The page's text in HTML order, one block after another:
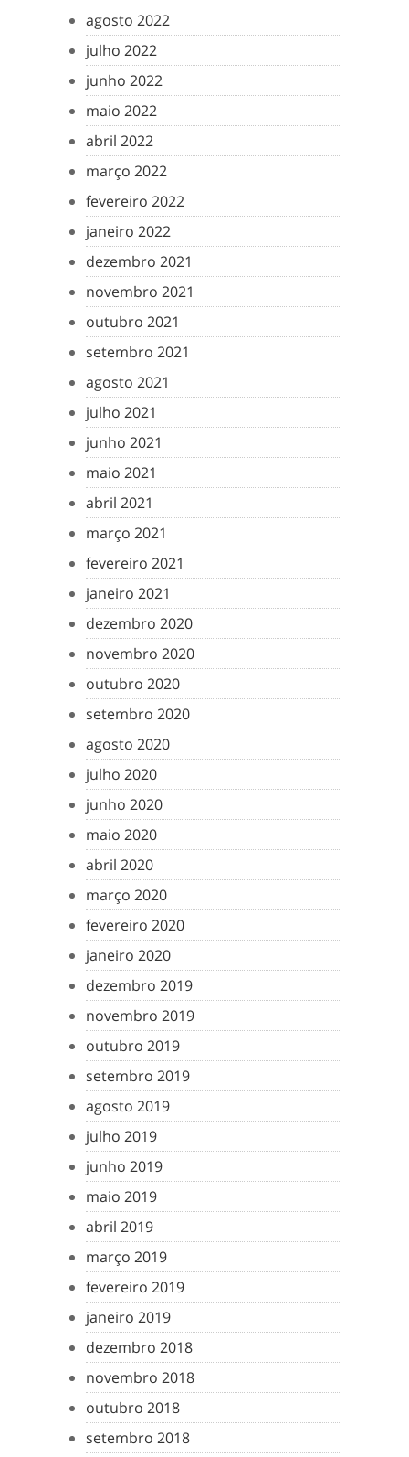
agosto 2022
julho 2022
junho 2022
maio 2022
abril 2022
março 2022
fevereiro 2022
janeiro 2022
dezembro 2021
novembro 2021
outubro 2021
setembro 2021
agosto 2021
julho 2021
junho 2021
maio 2021
abril 2021
março 2021
fevereiro 2021
janeiro 2021
dezembro 2020
novembro 2020
outubro 2020
setembro 2020
agosto 2020
julho 2020
junho 2020
maio 2020
abril 2020
março 2020
fevereiro 2020
janeiro 2020
dezembro 2019
novembro 2019
outubro 2019
setembro 2019
agosto 2019
julho 2019
junho 2019
maio 2019
abril 2019
março 2019
fevereiro 2019
janeiro 2019
dezembro 2018
novembro 2018
outubro 2018
setembro 2018